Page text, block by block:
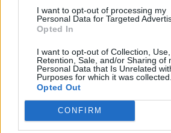
I want to opt-out of processing my
Personal Data for Targeted
Opted In
I want to opt-out of Collection, Use,
Retention, Sale, and/or Sharing of
Personal Data that Is Unrelated
Purposes for which it was collected.
Opted Out
CONFIRM
Dok vruća voda isušuje kožu i kosu,
da izgledaju sjajnije i zdravije.
otpadnih materija iz tijela.
Hladan tuš okrepljuje. Srce jače
lišava tijelo umora. Ako vam već i
pomaže da se razbudite i živnete,